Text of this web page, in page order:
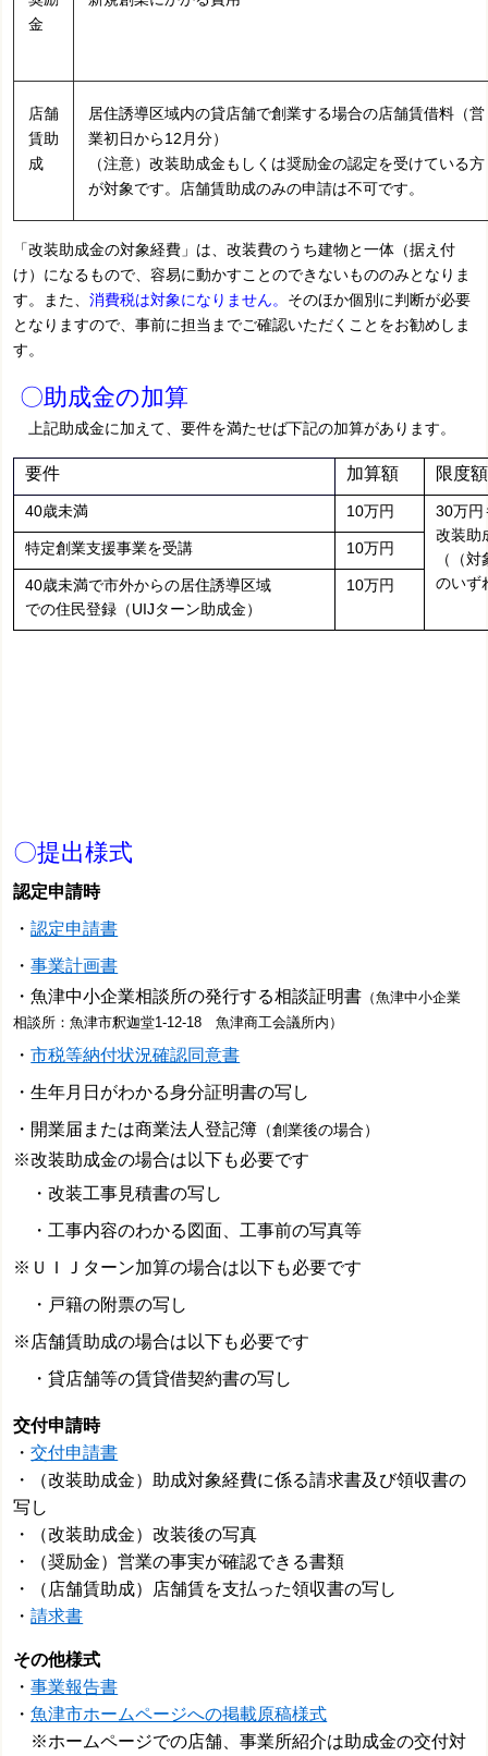
金
店舗
賃助
成
居住誘導区域内の貸店舗で創業する場合の店舗賃借料 （営
業初日から12月分）
（注意）改装助成金もしくは奨励金の認定を受けている方
が対象です。店舗賃助成のみの申請は不可です。
「改装助成金の対象経費」は、改装費のうち建物と一体（据え付
け）になるもので、容易に動かすことのできないもののみとなりま
す。また、消費税は対象になりません。 そのほか個別に判断が必要
となりますので、事前に担当までご確認いただくことをお勧めしま
す。
〇助成金の加算
上記助成金に加えて、要件を満たせば下記の加算があります。
要件 加算額 限度額
40歳未満 10万円
30万円
改装助
（（
のいず
特定創業支援事業を受講 10万円
40歳未満で市外からの居住誘導区域
での住民登録（UIJターン助成金）
10万円
〇提出様式
認定申請時
・認定申請書
・事業計画書
・魚津中小企業相談所の発行する相談証明書 （魚津中小企業
相談所：魚津市釈迦堂1-12-18 魚津商工会議所内）
・市税等納付状況確認同意書
・生年月日がわかる身分証明書の写し
・開業届または商業法人登記簿 （創業後の場合）
※改装助成金の場合は以下も必要です
・改装工事見積書の写し
・工事内容のわかる図面、工事前の写真等
※ＵＩＪターン加算の場合は以下も必要です
・戸籍の附票の写し
※店舗賃助成の場合は以下も必要です
・貸店舗等の賃貸借契約書の写し
交付申請時
・交付申請書
・（改装助成金）助成対象経費に係る請求書及び領収書の
写し
・（改装助成金）改装後の写真
・（奨励金）営業の事実が確認できる書類
・（店舗賃助成）店舗賃を支払った領収書の写し
・請求書
その他様式
・事業報告書
・魚津市ホームページへの掲載原稿様式
※ホームページでの店舗、事業所紹介は助成金の交付対